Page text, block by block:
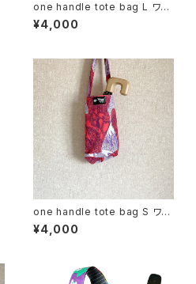
one handle tote bag L ワン
ハンドル トートバッグ a
¥4,000
one handle tote bag S ワン
ハンドル トートバッグ o
¥4,000